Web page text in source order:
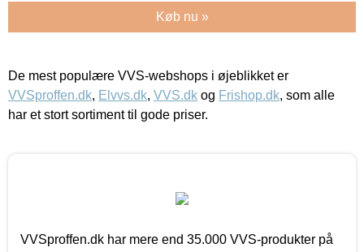
Køb nu »
De mest populære VVS-webshops i øjeblikket er
VVSproffen.dk, Elvvs.dk, VVS.dk og Frishop.dk, som alle
har et stort sortiment til gode priser.
VVSproffen.dk har mere end 35.000 VVS-produkter på